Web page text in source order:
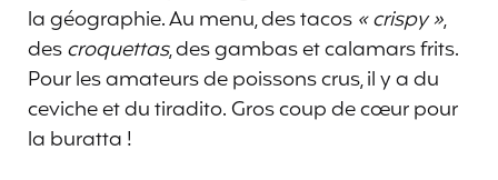
la géographie. Au menu, des tacos « crispy »,
descroquettas, des gambas et calamars frits.
Pour les amateurs de poissons crus, il y a du
ceviche et du tiradito. Gros coup de cœur pour
la buratta !